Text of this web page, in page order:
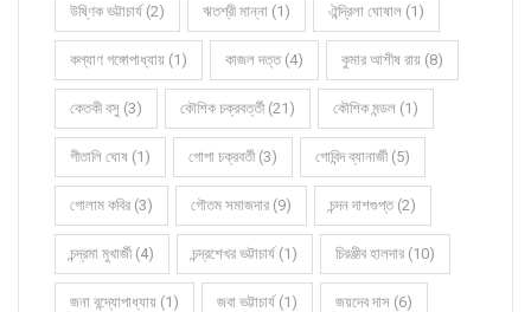
উষ্ণিক ভট্টাচার্য (2) ঋতশ্রী মান্না (1) ঐন্দ্রিলা ঘোষাল (1)
কল্যাণ গঙ্গোপাধ্যায় (1) কাজল দত্ত (4) কুমার আশীষ রায় (8)
কেতকী বসু (3) কৌশিক চক্রবর্ত্তী (21) কৌশিক মন্ডল (1)
গীতালি ঘোষ (1) গোপা চক্রবর্তী (3) গোবিন্দ ব্যানার্জী (5)
গোলাম কবির (3) গৌতম সমাজদার (9) চন্দন দাশগুপ্ত (2)
চন্দ্রমা মুখার্জী (4) চন্দ্রশেখর ভট্টাচার্য (1) চিরঞ্জীব হালদার (10)
জনা বন্দ্যোপাধ্যায় (1) জবা ভট্টাচার্য (1) জয়দেব দাস (6)